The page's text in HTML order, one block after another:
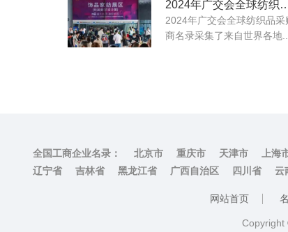
2024年广交会全球纺
2024年广交会全球纺织品采
商名录采集了来自世界各地...
全国工商企业名录： 北京市 重庆市 天津市 上海
辽宁省
吉林省 黑龙江省 广西自治区 四川省 云
网站首页
Copyright